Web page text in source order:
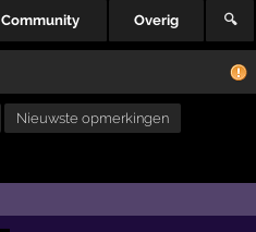
Community Overig 🔍
Nieuwste opmerkingen